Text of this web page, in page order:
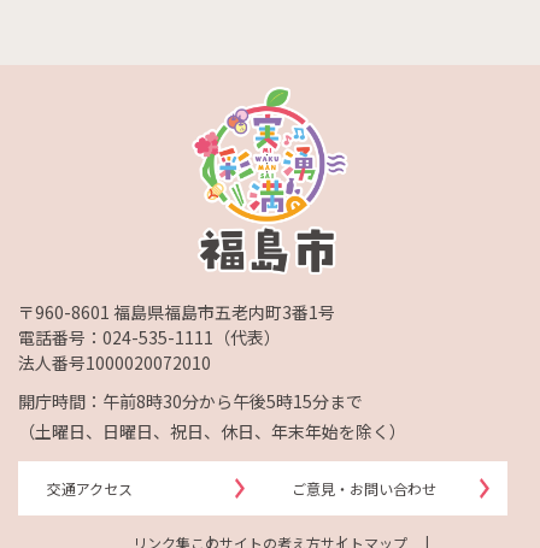
〒960-8601 福島県福島市五老内町3番1号
電話番号： 024-535-1111
（代表）
法人番号1000020072010
開庁時間：午前8時30分から午後5時15分まで
（土曜日、日曜日、祝日、休日、年末年始を除く）
交通アクセス ご意見・お問い合わせ
リンク集このサイトの考え方サイトマップ